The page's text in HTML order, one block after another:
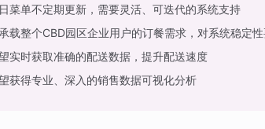
菜单不定期更新，需要灵活、可迭代的系统支持
载整个CBD园区企业用户的订餐需求，对系统稳定
实时获取准确的配送数据，提升配送速度
获得专业、深入的销售数据可视化分析